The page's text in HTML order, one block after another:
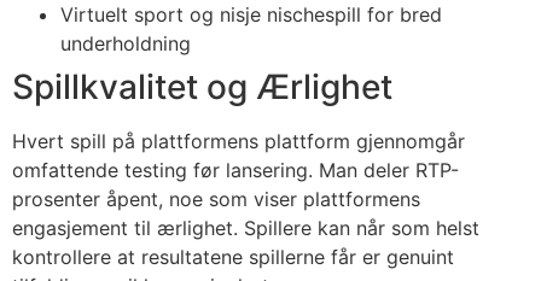
panel
panel
Virtuelt sport og nisje nischespill for bred
underholdning
Spillkvalitet og Ærlighet
Hvert spill på plattformens plattform gjennomgår
omfattende testing før lansering. Man deler RTP-
prosenter åpent, noe som viser plattformens
engasjement til ærlighet. Spillere kan når som helst
kontrollere at resultatene spillerne får er genuint